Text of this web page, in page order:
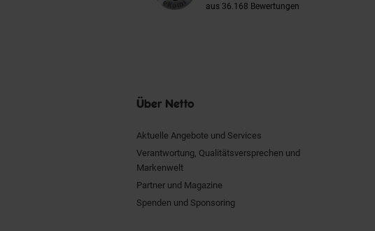
aus 36.168 Bewertungen
Über Netto
Aktuelle Angebote und Services
Verantwortung, Qualitätsversprechen und
Markenwelt
Partner und Magazine
Spenden und Sponsoring